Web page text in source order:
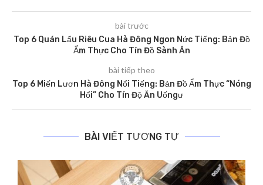
bài trước
Top 6 Quán Lẩu Riêu Cua Hà Đông Ngon Nức Tiếng: Bản Đồ
Ẩm Thực Cho Tín Đồ Sành Ăn
bài tiếp theo
Top 6 Miến Lươn Hà Đông Nổi Tiếng: Bản Đồ Ẩm Thực “Nóng
Hổi” Cho Tín Độ Ăn Uốngư
BÀI VIẾT TƯƠNG TỰ